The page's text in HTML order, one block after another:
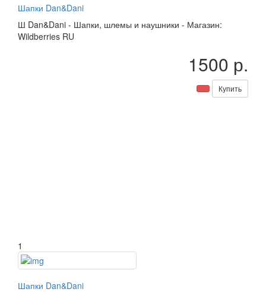
Шапки Dan&Dani
Ш Dan&Dani - Шапки, шлемы и наушники - Магазин:
Wildberries RU
1500 р.
Купить
1
Шапки Dan&Dani